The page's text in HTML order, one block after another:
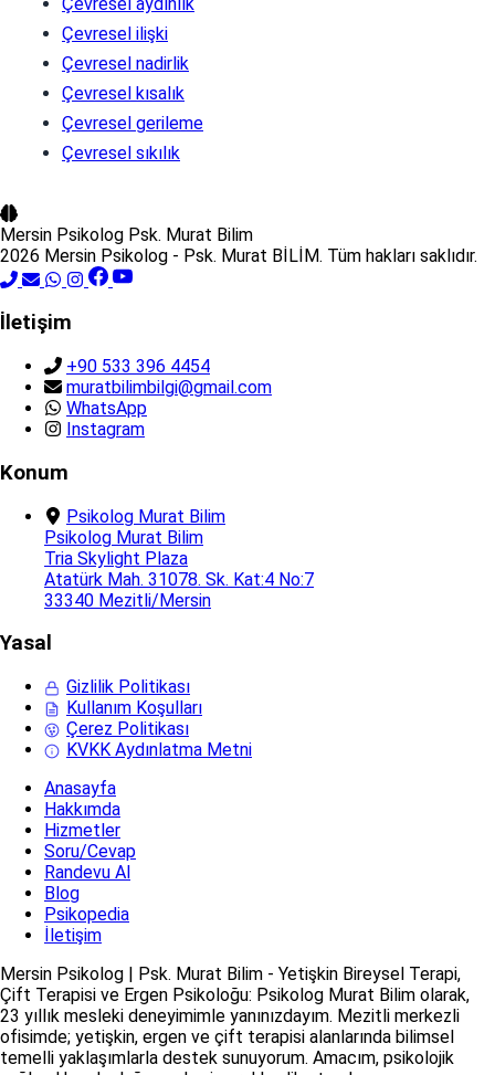
Çevresel ilişki
Çevresel nadirlik
Çevresel kısalık
Çevresel gerileme
Çevresel sıkılık
Mersin Psikolog Psk. Murat Bilim
2026 Mersin Psikolog - Psk. Murat BİLİM. Tüm hakları saklıdır.
İletişim
+90 533 396 4454
muratbilimbilgi@gmail.com
WhatsApp
Instagram
Konum
Psikolog Murat Bilim
Psikolog Murat Bilim
Tria Skylight Plaza
Atatürk Mah. 31078. Sk. Kat:4 No:7
33340 Mezitli/Mersin
Yasal
Gizlilik Politikası
Kullanım Koşulları
Çerez Politikası
KVKK Aydınlatma Metni
Anasayfa
Hakkımda
Hizmetler
Soru/Cevap
Randevu Al
Blog
Psikopedia
İletişim
Mersin Psikolog | Psk. Murat Bilim - Yetişkin Bireysel Terapi,
Çift Terapisi ve Ergen Psikoloğu: Psikolog Murat Bilim olarak,
23 yıllık mesleki deneyimimle yanınızdayım. Mezitli merkezli
ofisimde; yetişkin, ergen ve çift terapisi alanlarında bilimsel
temelli yaklaşımlarla destek sunuyorum. Amacım, psikolojik